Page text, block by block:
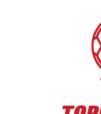
26. august 2018
I pausen i
damer og
kvartfinale-
Damer: